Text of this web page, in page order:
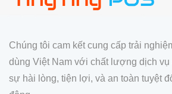
Chúng tôi cam kết cung cấp trải
dùng Việt Nam với chất lượng dịch vụ
sự hài lòng, tiện lợi, và an toàn tuyệt